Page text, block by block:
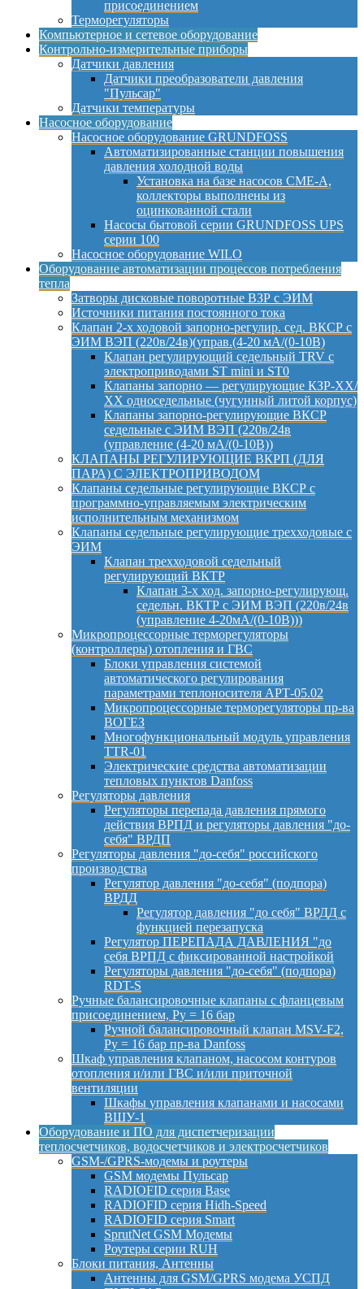
присоединением
Терморегуляторы
Компьютерное и сетевое оборудование
Контрольно-измерительные приборы
Датчики давления
Датчики преобразователи давления
"Пульсар"
Датчики температуры
Насосное оборудование
Насосное оборудование GRUNDFOSS
Автоматизированные станции повышения
давления холодной воды
Установка на базе насосов CME-A,
коллекторы выполнены из
оцинкованной стали
Насосы бытовой серии GRUNDFOSS UPS
серии 100
Насосное оборудование WILO
Оборудование автоматизации процессов потребления
тепла
Затворы дисковые поворотные ВЗР с ЭИМ
Источники питания постоянного тока
Клапан 2-х ходовой запорно-регулир. сед. ВКСР с
ЭИМ ВЭП (220в/24в)(управ.(4-20 мА/(0-10В)
Клапан регулирующий седельный TRV с
электроприводами ST mini и ST0
Клапаны запорно — регулирующие КЗР-ХХ/
ХХ односедельные (чугунный литой корпус)
Клапаны запорно-регулирующие ВКСР
седельные с ЭИМ ВЭП (220в/24в
(управление (4-20 мА/(0-10В))
КЛАПАНЫ РЕГУЛИРУЮЩИЕ ВКРП (ДЛЯ
ПАРА) С ЭЛЕКТРОПРИВОДОМ
Клапаны седельные регулирующие ВКСР с
программно-управляемым электрическим
исполнительным механизмом
Клапаны седельные регулирующие трехходовые с
ЭИМ
Клапан трехходовой седельный
регулирующий ВКТР
Клапан 3-х ход. запорно-регулирующ.
седельн. ВКТР с ЭИМ ВЭП (220в/24в
(управление 4-20мА/(0-10В)))
Микропроцессорные терморегуляторы
(контроллеры) отопления и ГВС
Блоки управления системой
автоматического регулирования
параметрами теплоносителя АРТ-05.02
Микропроцессорные терморегуляторы пр-ва
ВОГЕЗ
Многофункциональный модуль управления
TTR-01
Электрические средства автоматизации
тепловых пунктов Danfoss
Регуляторы давления
Регуляторы перепада давления прямого
действия ВРПД и регуляторы давления "до-
себя" ВРДП
Регуляторы давления "до-себя" российского
производства
Регулятор давления "до-себя" (подпора)
ВРДД
Регулятор давления "до себя" ВРДД с
функцией перезапуска
Регулятор ПЕРЕПАДА ДАВЛЕНИЯ "до
себя ВРПД с фиксированной настройкой
Регуляторы давления "до-себя" (подпора)
RDT-S
Ручные балансировочные клапаны с фланцевым
присоединением, Py = 16 бар
Ручной балансировочный клапан MSV-F2,
Py = 16 бар пр-ва Danfoss
Шкаф управления клапаном, насосом контуров
отопления и/или ГВС и/или приточной
вентиляции
Шкафы управления клапанами и насосами
ВШУ-1
Оборудование и ПО для диспетчеризации
теплосчетчиков, водосчетчиков и электросчетчиков
GSM-/GPRS-модемы и роутеры
GSM модемы Пульсар
RADIOFID серия Base
RADIOFID серия Hidh-Speed
RADIOFID серия Smart
SprutNet GSM Модемы
Роутеры серии RUH
Блоки питания, Антенны
Антенны для GSM/GPRS модема УСПД